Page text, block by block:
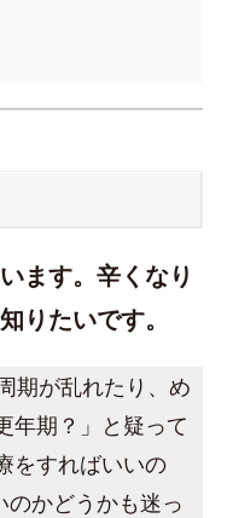
ます。辛くなり
りたいです。
期が乱れたり、め
年期？」と疑って
をすればいいの
かどうかも迷っ